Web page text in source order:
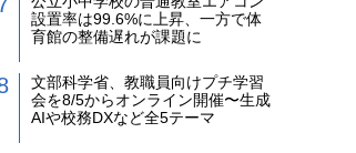
設置率は99.6%に上昇、一方で体
育館の整備遅れが課題に
文部科学省、教職員向けプチ学習
会を8/5からオンライン開催〜生成
AIや校務DXなど全5テーマ